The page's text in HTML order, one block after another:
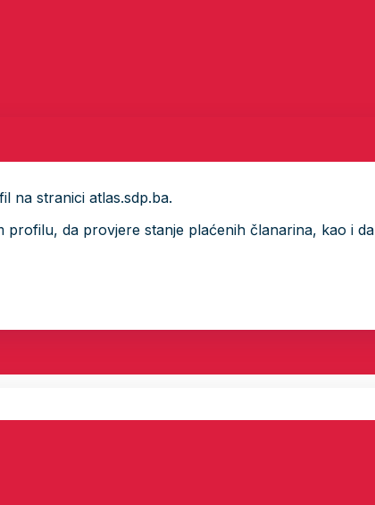
na stranici atlas.sdp.ba.
da provjere stanje plaćenih članarina, kao i da